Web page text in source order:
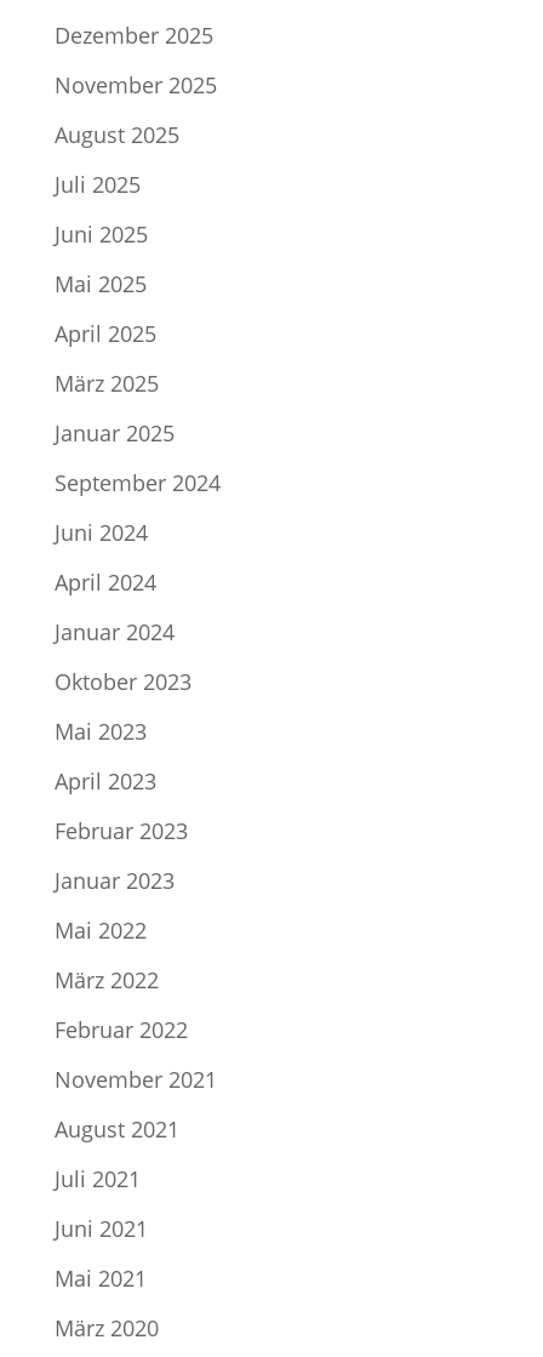
Dezember 2025
November 2025
August 2025
Juli 2025
Juni 2025
Mai 2025
April 2025
März 2025
Januar 2025
September 2024
Juni 2024
April 2024
Januar 2024
Oktober 2023
Mai 2023
April 2023
Februar 2023
Januar 2023
Mai 2022
März 2022
Februar 2022
November 2021
August 2021
Juli 2021
Juni 2021
Mai 2021
März 2020